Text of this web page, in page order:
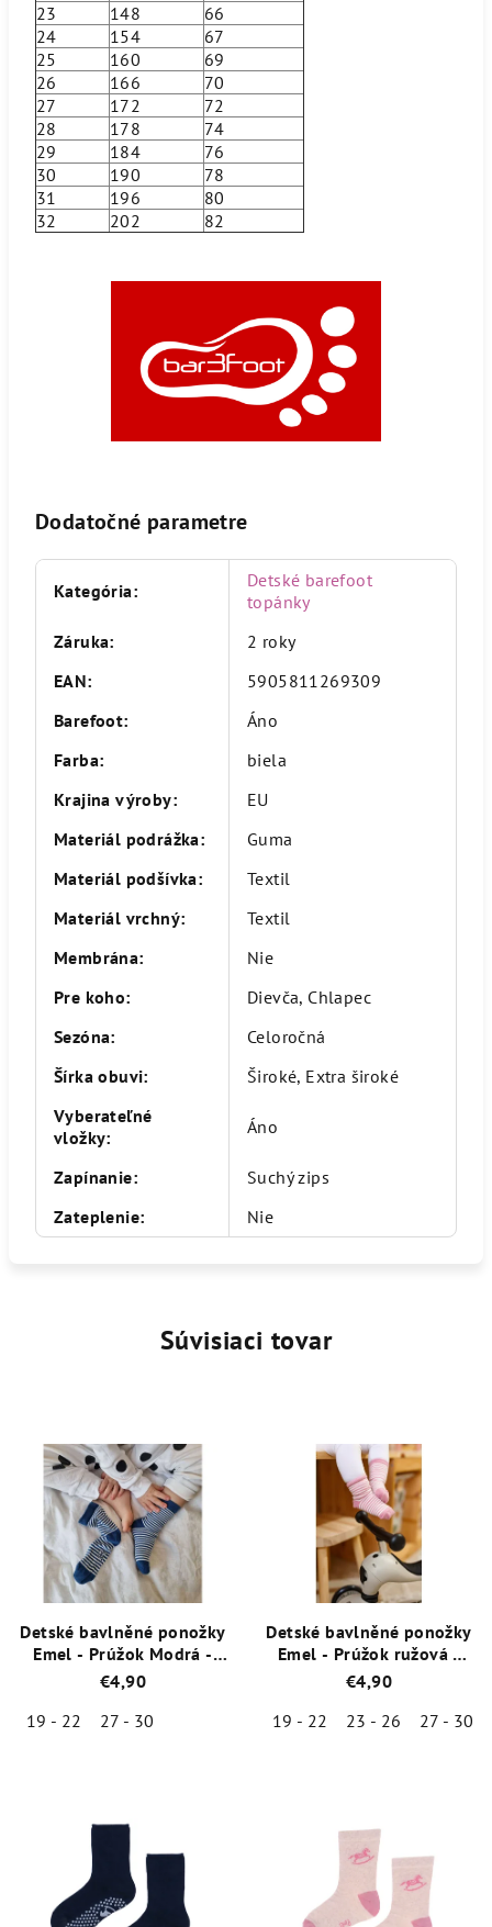
23
148
66
24
154
67
25
160
69
26
166
70
27
172
72
28
178
74
29
184
76
30
190
78
31
196
80
32
202 82
Dodatočné parametre
Kategória:
Detské barefoot
topánky
Záruka:
2 roky
EAN:
5905811269309
Barefoot:
Áno
Farba:
biela
Krajina výroby:
EU
Materiál podrážka:
Guma
Materiál podšívka:
Textil
Materiál vrchný:
Textil
Membrána:
Nie
Pre koho:
Dievča, Chlapec
Sezóna:
Celoročná
Šírka obuvi:
Široké, Extra široké
Vyberateľné
vložky: Áno
Zapínanie:
Suchý zips
Zateplenie: Nie
Súvisiaci tovar
Detské bavlněné ponožky
Emel - Prúžok Modrá -
100-61
€4,90
19 - 22
27 - 30
je
5,0
z
hviezdičiek.
Detské bavlněné ponožky
Emel - Prúžok ružová -
100-63
€4,90
19 - 22
23 - 26
27 - 30
je
5,0
5
hviezdičiek.